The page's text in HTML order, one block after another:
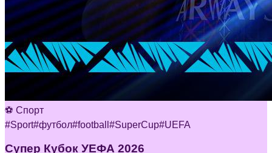
⚽ Спорт
#Sport#футбол#football #SuperCup#UEFA
Супер Кубок УЕФА 2026